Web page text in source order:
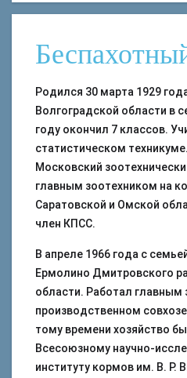
Родился 30 марта 1929
Волгоградской области в
году окончил 7 классов.
статистическом
Московский
главным зоотехником на
Саратовской и Омской
член КПСС.
В апреле 1966 года с
Ермолино Дмитровского
области. Работал главным
производственном
тому времени хозяйство
Всесоюзному научно-
институту кормов им. В. Р.